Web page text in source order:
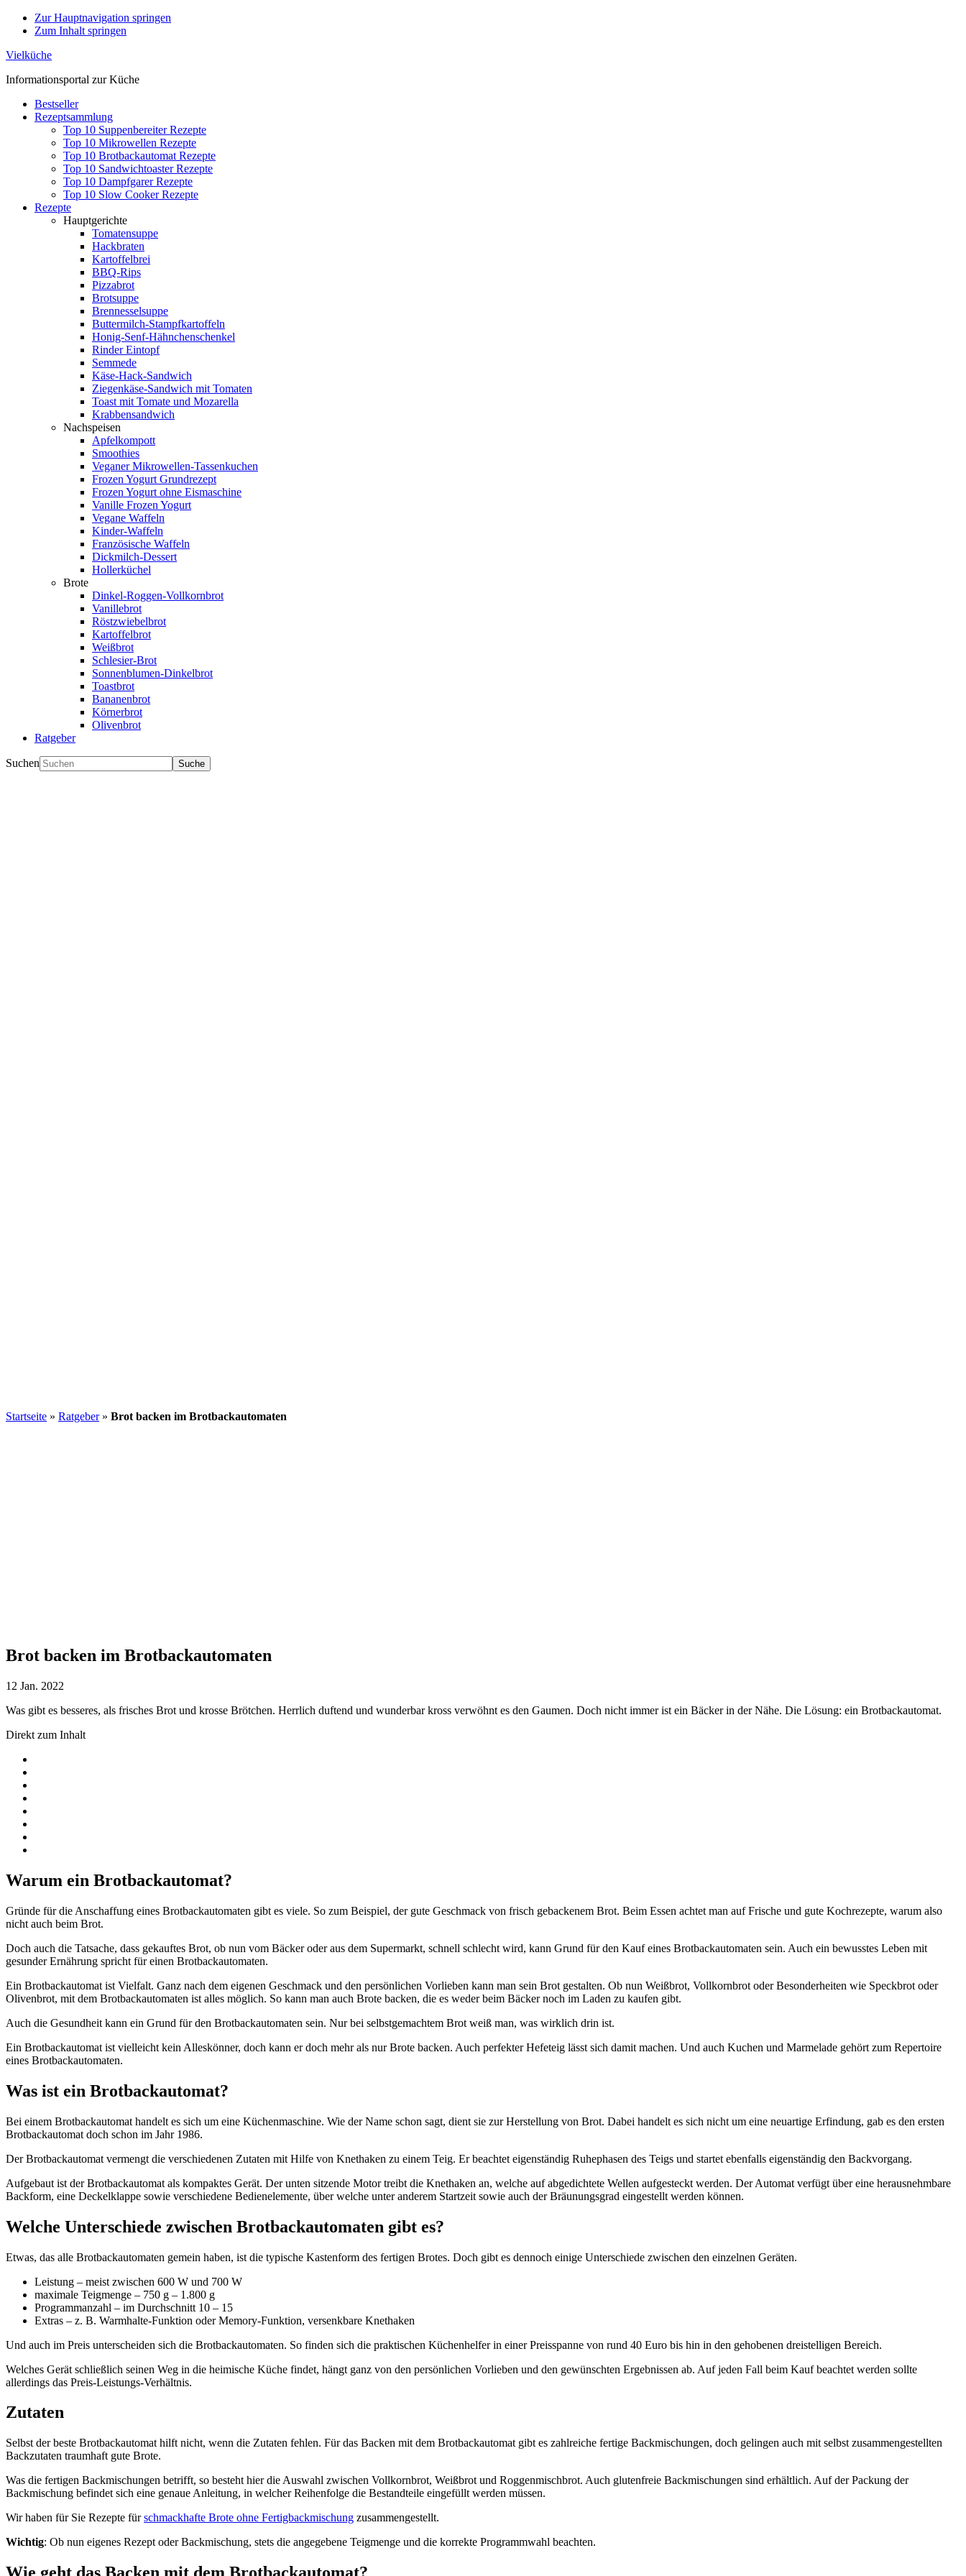
Zur Hauptnavigation springen
Zum Inhalt springen
Vielküche
Informationsportal zur Küche
Bestseller
Rezeptsammlung
Top 10 Suppenbereiter Rezepte
Top 10 Mikrowellen Rezepte
Top 10 Brotbackautomat Rezepte
Top 10 Sandwichtoaster Rezepte
Top 10 Dampfgarer Rezepte
Top 10 Slow Cooker Rezepte
Rezepte
Hauptgerichte
Tomatensuppe
Hackbraten
Kartoffelbrei
BBQ-Rips
Pizzabrot
Brotsuppe
Brennesselsuppe
Buttermilch-Stampfkartoffeln
Honig-Senf-Hähnchenschenkel
Rinder Eintopf
Semmede
Käse-Hack-Sandwich
Ziegenkäse-Sandwich mit Tomaten
Toast mit Tomate und Mozarella
Krabbensandwich
Nachspeisen
Apfelkompott
Smoothies
Veganer Mikrowellen-Tassenkuchen
Frozen Yogurt Grundrezept
Frozen Yogurt ohne Eismaschine
Vanille Frozen Yogurt
Vegane Waffeln
Kinder-Waffeln
Französische Waffeln
Dickmilch-Dessert
Hollerküchel
Brote
Dinkel-Roggen-Vollkornbrot
Vanillebrot
Röstzwiebelbrot
Kartoffelbrot
Weißbrot
Schlesier-Brot
Sonnenblumen-Dinkelbrot
Toastbrot
Bananenbrot
Körnerbrot
Olivenbrot
Ratgeber
Suchen
Startseite » Ratgeber» Brot backen im Brotbackautomaten
Brot backen im Brotbackautomaten
12 Jan. 2022
Was gibt es besseres, als frisches Brot und krosse Brötchen. Herrlich duftend und wunderbar kross verwöhnt es den Gaumen. Doch nicht immer ist ein Bäcker in der Nähe. Die Lösung: ein Brotbackautomat.
Direkt zum Inhalt
Warum ein Brotbackautomat?
Gründe für die Anschaffung eines Brotbackautomaten gibt es viele. So zum Beispiel, der gute Geschmack von frisch gebackenem Brot. Beim Essen achtet man auf Frische und gute Kochrezepte, warum also
nicht auch beim Brot.
Doch auch die Tatsache, dass gekauftes Brot, ob nun vom Bäcker oder aus dem Supermarkt, schnell schlecht wird, kann Grund für den Kauf eines Brotbackautomaten sein. Auch ein bewusstes Leben mit
gesunder Ernährung spricht für einen Brotbackautomaten.
Ein Brotbackautomat ist Vielfalt. Ganz nach dem eigenen Geschmack und den persönlichen Vorlieben kann man sein Brot gestalten. Ob nun Weißbrot, Vollkornbrot oder Besonderheiten wie Speckbrot oder
Olivenbrot, mit dem Brotbackautomaten ist alles möglich. So kann man auch Brote backen, die es weder beim Bäcker noch im Laden zu kaufen gibt.
Auch die Gesundheit kann ein Grund für den Brotbackautomaten sein. Nur bei selbstgemachtem Brot weiß man, was wirklich drin ist.
Ein Brotbackautomat ist vielleicht kein Alleskönner, doch kann er doch mehr als nur Brote backen. Auch perfekter Hefeteig lässt sich damit machen. Und auch Kuchen und Marmelade gehört zum Repertoire
eines Brotbackautomaten.
Was ist ein Brotbackautomat?
Bei einem Brotbackautomat handelt es sich um eine Küchenmaschine. Wie der Name schon sagt, dient sie zur Herstellung von Brot. Dabei handelt es sich nicht um eine neuartige Erfindung, gab es den ersten
Brotbackautomat doch schon im Jahr 1986.
Der Brotbackautomat vermengt die verschiedenen Zutaten mit Hilfe von Knethaken zu einem Teig. Er beachtet eigenständig Ruhephasen des Teigs und startet ebenfalls eigenständig den Backvorgang.
Aufgebaut ist der Brotbackautomat als kompaktes Gerät. Der unten sitzende Motor treibt die Knethaken an, welche auf abgedichtete Wellen aufgesteckt werden. Der Automat verfügt über eine herausnehmbare
Backform, eine Deckelklappe sowie verschiedene Bedienelemente, über welche unter anderem Startzeit sowie auch der Bräunungsgrad eingestellt werden können.
Welche Unterschiede zwischen Brotbackautomaten gibt es?
Etwas, das alle Brotbackautomaten gemein haben, ist die typische Kastenform des fertigen Brotes. Doch gibt es dennoch einige Unterschiede zwischen den einzelnen Geräten.
Leistung – meist zwischen 600 W und 700 W
maximale Teigmenge – 750 g – 1.800 g
Programmanzahl – im Durchschnitt 10 – 15
Extras – z. B. Warmhalte-Funktion oder Memory-Funktion, versenkbare Knethaken
Und auch im Preis unterscheiden sich die Brotbackautomaten. So finden sich die praktischen Küchenhelfer in einer Preisspanne von rund 40 Euro bis hin in den gehobenen dreistelligen Bereich.
Welches Gerät schließlich seinen Weg in die heimische Küche findet, hängt ganz von den persönlichen Vorlieben und den gewünschten Ergebnissen ab. Auf jeden Fall beim Kauf beachtet werden sollte
allerdings das Preis-Leistungs-Verhältnis.
Zutaten
Selbst der beste Brotbackautomat hilft nicht, wenn die Zutaten fehlen. Für das Backen mit dem Brotbackautomat gibt es zahlreiche fertige Backmischungen, doch gelingen auch mit selbst zusammengestellten
Backzutaten traumhaft gute Brote.
Was die fertigen Backmischungen betrifft, so besteht hier die Auswahl zwischen Vollkornbrot, Weißbrot und Roggenmischbrot. Auch glutenfreie Backmischungen sind erhältlich. Auf der Packung der
Backmischung befindet sich eine genaue Anleitung, in welcher Reihenfolge die Bestandteile eingefüllt werden müssen.
Wir haben für Sie Rezepte fürschmackhafte Brote ohne Fertigbackmischung zusammengestellt.
Wichtig: Ob nun eigenes Rezept oder Backmischung, stets die angegebene Teigmenge und die korrekte Programmwahl beachten.